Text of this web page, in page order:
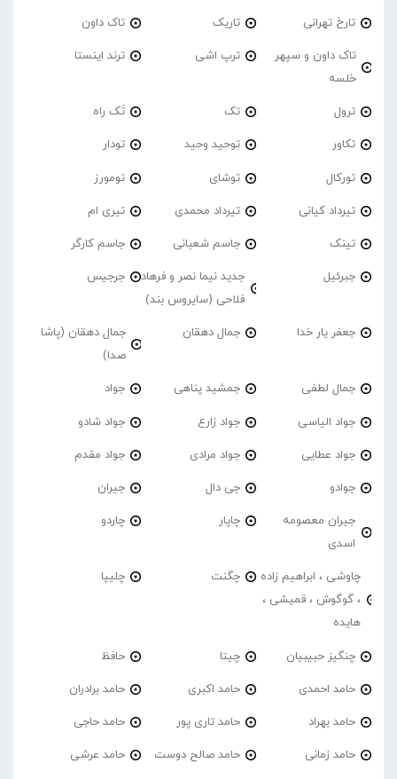
تارخ تهرانی تاریک تاک داون
تاک داون و سپهر
خلسه
ترپ اشی ترند اینستا
ترول تک تَک راه
تکاور توحید وحید تودار
تورکال توشای تومورز
تیرداد کیانی تیرداد محمدی تیری ام
تینک جاسم شعبانی جاسم کارگر
جبرئیل
جدید نیما نصر و فرهاد
فلاحی (سایروس بند)
جرجیس
جعفر یار خدا جمال دهقان
جمال دهقان (پاشا
صدا)
جمال لطفی جمشید پناهی جواد
جواد الیاسی جواد زارع جواد شادو
جواد عطایی جواد مرادی جواد مقدم
جوادو جی دال جیران
جیران معصومه
اسدی
چاپار چاردو
چاوشی ، ابراهیم زاده
، گوگوش ، قمیشی ،
هایده
چگنت چلیپا
چنگیز حبیبیان چیتا حافظ
حامد احمدی حامد اکبری حامد برادران
حامد بهراد حامد تاری پور حامد حاجی
حامد زمانی حامد صالح دوست حامد عرشی